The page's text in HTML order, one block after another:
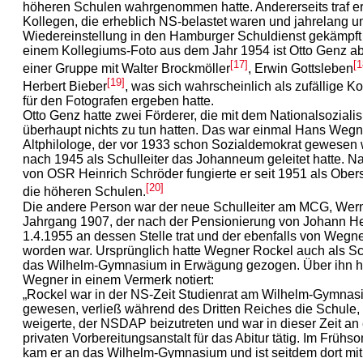
höheren Schulen wahrgenommen hatte. Andererseits traf
Kollegen, die erheblich NS-belastet waren und jahrelang
Wiedereinstellung in den Hamburger Schuldienst gekämpft
einem Kollegiums-Foto aus dem Jahr 1954 ist Otto Genz
einer Gruppe mit Walter Brockmöller[17] , Erwin Gottsleben
Herbert Bieber[19] , was sich wahrscheinlich als zufällige
für den Fotografen ergeben hatte.
Otto Genz hatte zwei Förderer, die mit dem
überhaupt nichts zu tun hatten. Das war einmal Hans
Altphilologe, der vor 1933 schon Sozialdemokrat gewesen
nach 1945 als Schulleiter das Johanneum geleitet hatte.
von OSR Heinrich Schröder fungierte er seit 1951 als
die höheren Schulen. [20]
Die andere Person war der neue Schulleiter am MCG,
Jahrgang 1907, der nach der Pensionierung von Johann
1.4.1955 an dessen Stelle trat und der ebenfalls von
worden war. Ursprünglich hatte Wegner Rockel auch als
das Wilhelm-Gymnasium in Erwägung gezogen. Über ihn
Wegner in einem Vermerk notiert:
„Rockel war in der NS-Zeit Studienrat am Wilhelm-
gewesen, verließ während des Dritten Reiches die
weigerte, der NSDAP beizutreten und war in dieser Zeit an
privaten Vorbereitungsanstalt für das Abitur tätig. Im
kam er an das Wilhelm-Gymnasium und ist seitdem dort